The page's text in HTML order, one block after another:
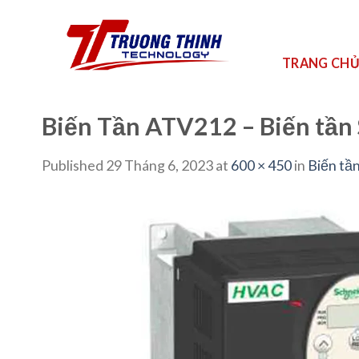
TRANG CHỦ
Biến Tần ATV212 – Biến
Published 29 Tháng 6, 2023at 600 × 450in Biến